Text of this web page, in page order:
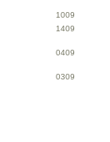
1009
1409
0409
0309